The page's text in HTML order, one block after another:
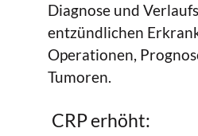
Diagnose und
entzündlichen
Operationen,
Tumoren.
CRP erhöht: